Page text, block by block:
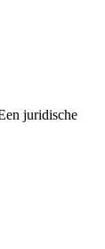
juridische